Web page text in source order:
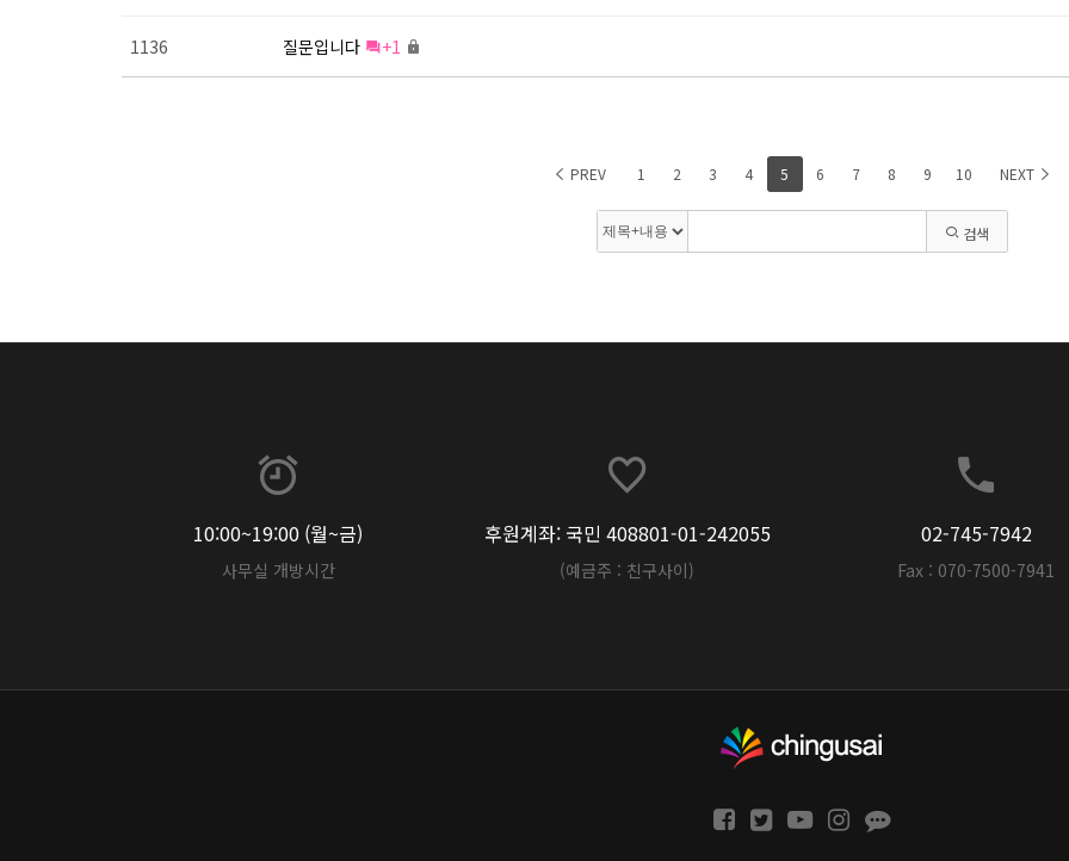
1136 질문입니다 +1
PREV 1 2 3 4 5 6 7 8 9 10 NEXT
검색
10:00~19:00 (월~금)
사무실 개방시간
후원계좌: 국민 408801-01-242055
(예금주 : 친구사이)
02-745-7942
Fax : 070-7500-7941